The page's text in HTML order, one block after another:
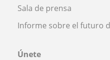
Sala de prensa
Informe sobre el futuro
Únete